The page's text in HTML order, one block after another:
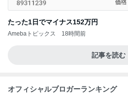
たった1日でマイナス152万円
Amebaトピックス 18時間前
記事を読む
オフィシャルブロガーランキング